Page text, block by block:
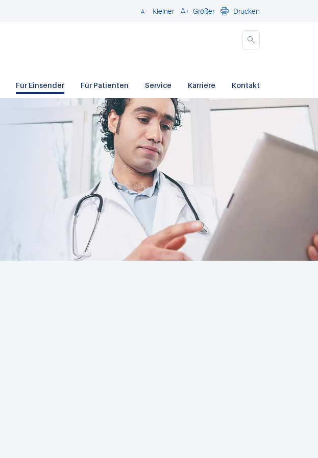
Schließen
Kleiner Größer Drucken
Für Einsender Für Patienten Service Karriere Kontakt